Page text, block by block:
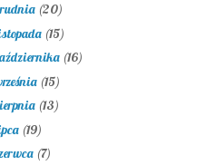
(20)
(15)
(16)
(15)
(13)
(19)
(7)